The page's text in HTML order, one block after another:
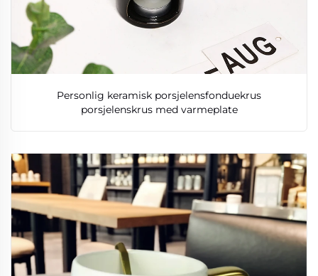
Personlig keramisk porsjelensfonduekrus
porsjelenskrus med varmeplate